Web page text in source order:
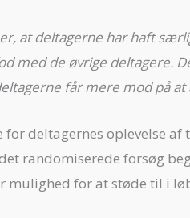
at deltagerne har haft
med de øvrige deltagere.
får mere mod på at
for deltagernes oplevelse
randomiserede forsøg
mulighed for at støde til i